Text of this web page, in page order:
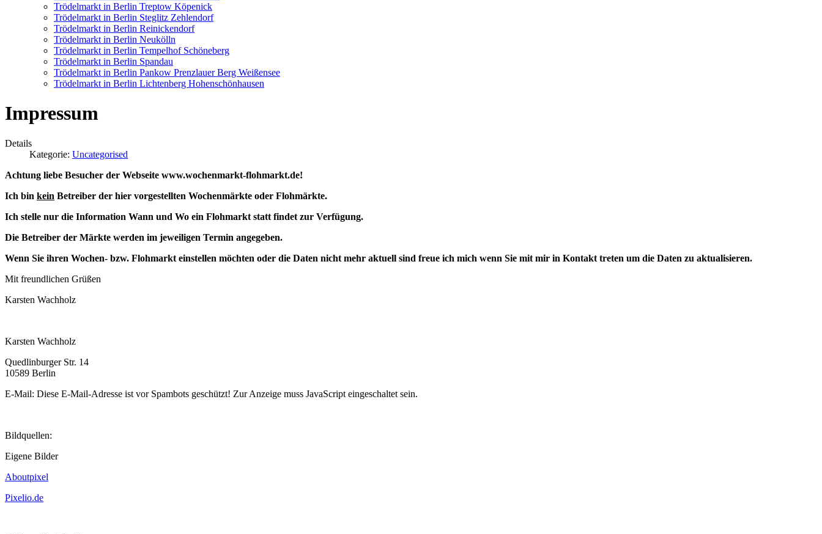
Trödelmarkt in Berlin Treptow Köpenick
Trödelmarkt in Berlin Steglitz Zehlendorf
Trödelmarkt in Berlin Reinickendorf
Trödelmarkt in Berlin Neukölln
Trödelmarkt in Berlin Tempelhof Schöneberg
Trödelmarkt in Berlin Spandau
Trödelmarkt in Berlin Pankow Prenzlauer Berg Weißensee
Trödelmarkt in Berlin Lichtenberg Hohenschönhausen
Impressum
Details
Kategorie: Uncategorised
Achtung liebe Besucher der Webseite www.wochenmarkt-flohmarkt.de!
Ich bin kein Betreiber der hier vorgestellten Wochenmärkte oder Flohmärkte.
Ich stelle nur die Information Wann und Wo ein Flohmarkt statt findet zur Verfügung.
Die Betreiber der Märkte werden im jeweiligen Termin angegeben.
Wenn Sie ihren Wochen- bzw. Flohmarkt einstellen möchten oder die Daten nicht mehr aktuell sind freue ich mich wenn Sie mit mir in Kontakt treten um die Daten zu aktualisieren.
Mit freundlichen Grüßen
Karsten Wachholz
Karsten Wachholz
Quedlinburger Str. 14
10589 Berlin
E-Mail: Diese E-Mail-Adresse ist vor Spambots geschützt! Zur Anzeige muss JavaScript eingeschaltet sein.
Bildquellen:
Eigene Bilder
Aboutpixel
Pixelio.de